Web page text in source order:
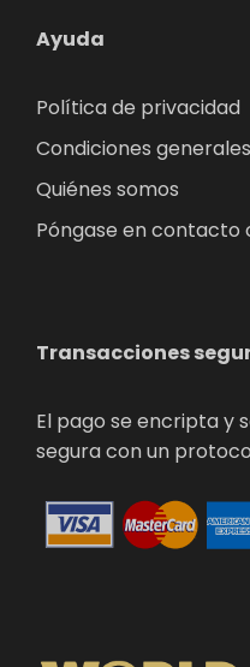
Ayuda
Política de privacidad
Condiciones generales
Quiénes somos
Póngase en contacto
Transacciones
El pago se encripta y
segura con un